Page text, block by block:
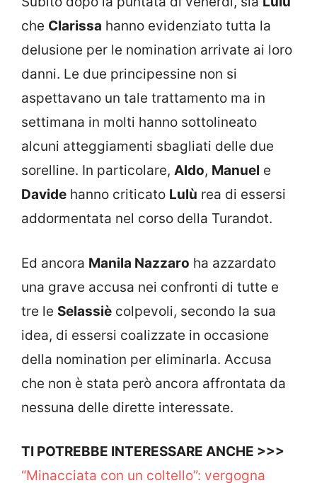
che Clarissa hanno evidenziato tutta la
delusione per le nomination arrivate ai loro
danni. Le due principessine non si
aspettavano un tale trattamento ma in
settimana in molti hanno sottolineato
alcuni atteggiamenti sbagliati delle due
sorelline. In particolare, Aldo, Manuel e
Davide hanno criticato Lulù rea di essersi
addormentata nel corso della Turandot.
Ed ancora Manila Nazzaro ha azzardato
una grave accusa nei confronti di tutte e
tre le Selassiè colpevoli, secondo la sua
idea, di essersi coalizzate in occasione
della nomination per eliminarla. Accusa
che non è stata però ancora affrontata da
nessuna delle dirette interessate.
TI POTREBBE INTERESSARE ANCHE >>>
“Minacciata con un coltello”: vergogna